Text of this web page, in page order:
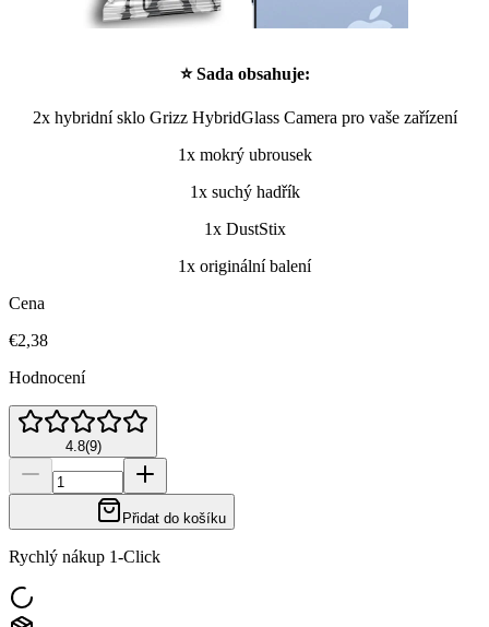
⭐ Sada obsahuje:
2x hybridní sklo Grizz HybridGlass Camera pro vaše zařízení
1x mokrý ubrousek
1x suchý hadřík
1x DustStix
1x originální balení
Cena
€2,38
Hodnocení
4.8(9)
Přidat do košíku
Rychlý nákup 1-Click